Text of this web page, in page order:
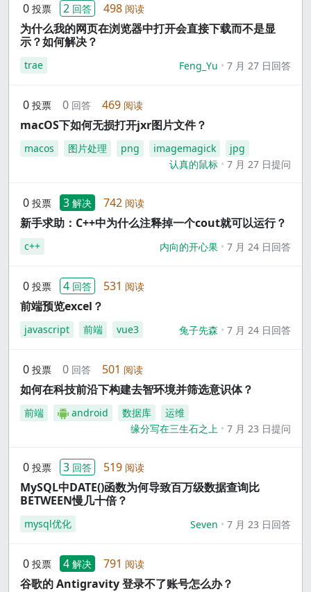
0 投票 2 回答 498 阅读
为什么我的网页在浏览器中打开会直接下载而不是显
示？如何解决？
trae Feng_Yu 7 月 27 日回答
0 投票 0 回答 469 阅读
macOS下如何无损打开jxr图片文件？
macos 图片处理 png imagemagick
jpg
认真的鼠标
7 月 27 日提问
0 投票 3 解决 742 阅读
新手求助：C++中为什么注释掉一个cout就可以运行？
c++ 内向的开心果 7 月 24 日回答
0 投票 4 回答 531 阅读
前端预览excel？
javascript 前端 vue3 兔子先森 7 月 24 日回答
0 投票 0 回答 501 阅读
如何在科技前沿下构建去智环境并筛选意识体？
前端 android 数据库
运维
缘分写在三生石之上
7 月 23 日提问
0 投票 3 回答 519 阅读
MySQL中DATE()函数为何导致百万级数据查询比
BETWEEN慢几十倍？
mysql优化 Seven 7 月 23 日回答
0 投票 4 解决 791 阅读
谷歌的 Antigravity 登录不了账号怎么办？